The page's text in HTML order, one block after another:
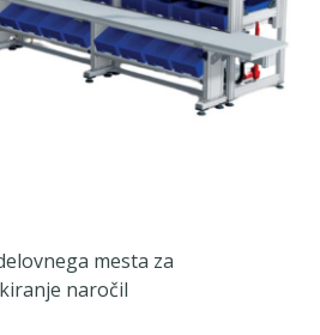
mesta za
naročil